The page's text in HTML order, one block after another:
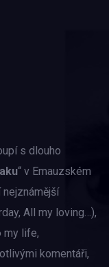
s dlouho
“ v Emauzském
All my loving…),
my life,
komentáři,